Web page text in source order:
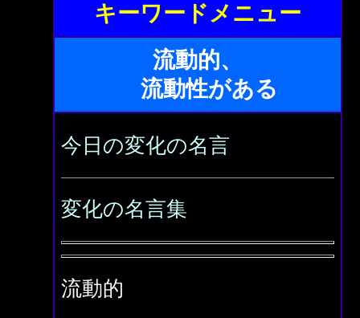
キーワードメニュー
流動的、
流動性がある
今日の変化の名言
変化の名言集
流動的